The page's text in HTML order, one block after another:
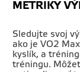
METRIKY
Sledujte svoj
ako je VO2
kyslík, a
tréningu.